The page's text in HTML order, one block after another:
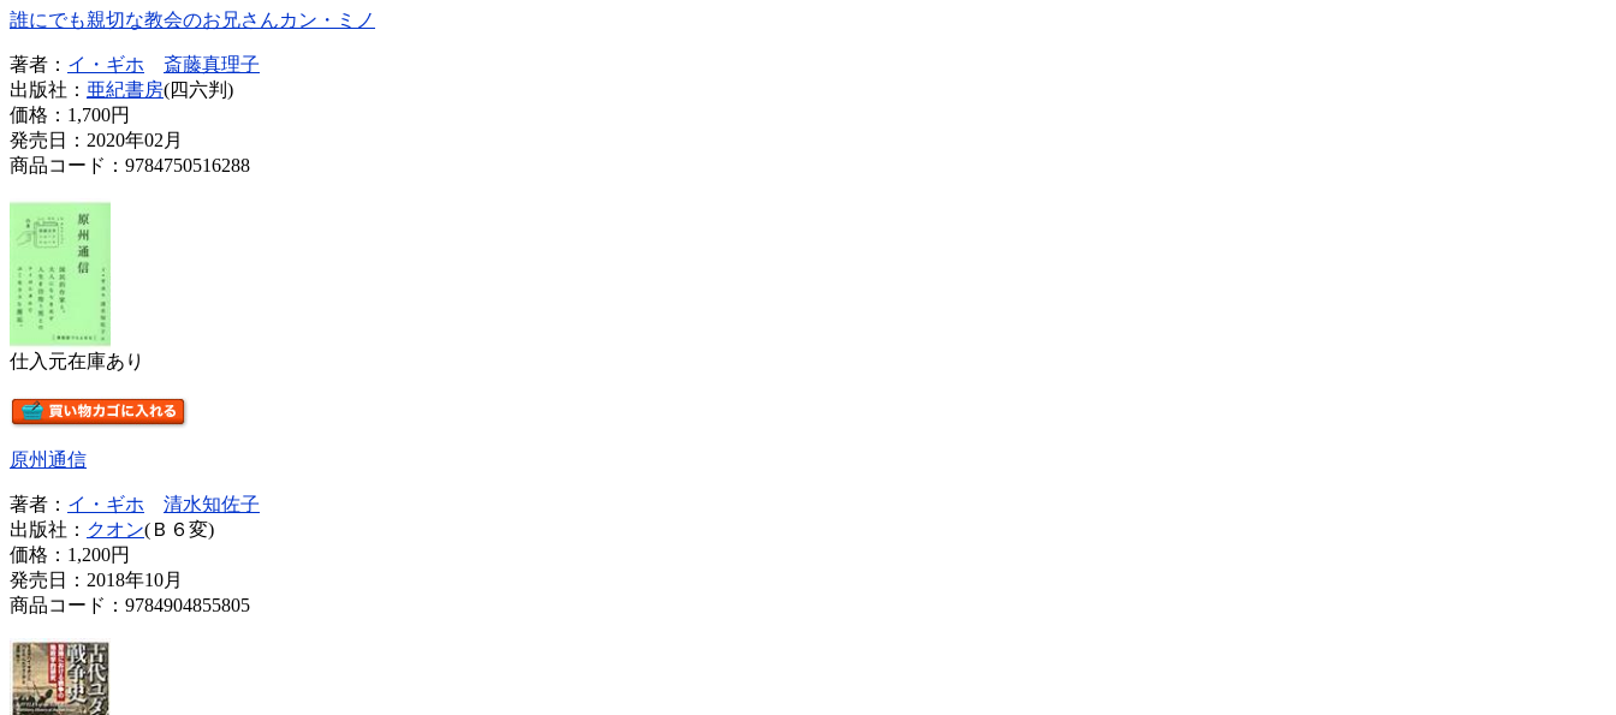
誰にでも親切な教会のお兄さんカン・ミノ
著者： イ・ギホ
斎藤真理子
出版社： 亜紀書房(四六判)
価格： 1,700円
発売日：2020年02月
商品コード：9784750516288
仕入元在庫あり
原州通信
著者： イ・ギホ
清水知佐子
出版社： クオン(Ｂ６変)
価格： 1,200円
発売日：2018年10月
商品コード：9784904855805